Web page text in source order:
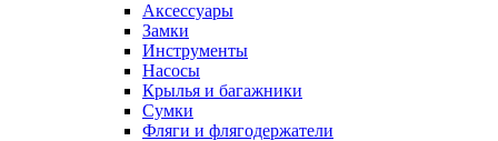
Аксессуары
Замки
Инструменты
Насосы
Крылья и багажники
Сумки
Фляги и флягодержатели